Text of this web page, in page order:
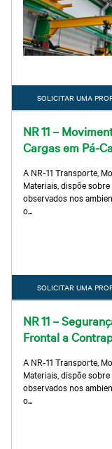
SOLICITAR UMA
NR 11 –
Cargas em Pá-
A NR-11 Transporte,
Materiais, dispõe
observados nos
o...
SOLICITAR UMA
NR 11 –
Frontal a
A NR-11 Transporte,
Materiais, dispõe
observados nos
o...